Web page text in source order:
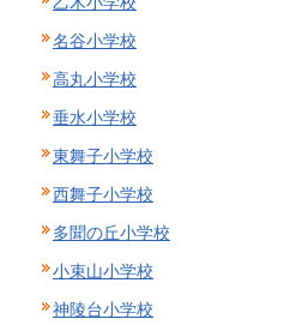
名谷小学校
高丸小学校
垂水小学校
東舞子小学校
西舞子小学校
多聞の丘小学校
小束山小学校
神陵台小学校